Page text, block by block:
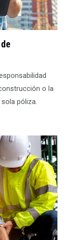
o la
póliza.